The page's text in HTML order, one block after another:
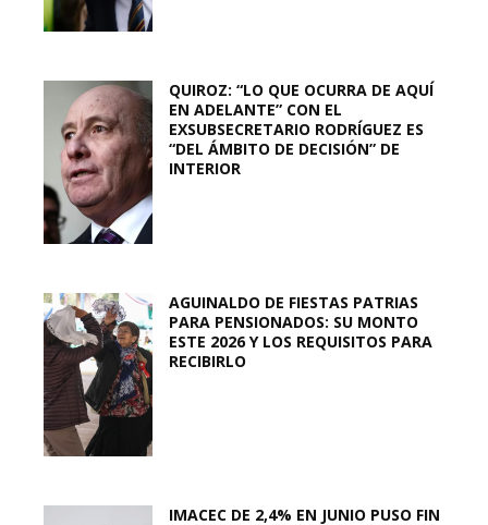
QUIROZ: “LO QUE OCURRA DE AQUÍ
EN ADELANTE” CON EL
EXSUBSECRETARIO RODRÍGUEZ ES
“DEL ÁMBITO DE DECISIÓN” DE
INTERIOR
AGUINALDO DE FIESTAS PATRIAS
PARA PENSIONADOS: SU MONTO
ESTE 2026 Y LOS REQUISITOS PARA
RECIBIRLO
IMACEC DE 2,4% EN JUNIO PUSO FIN